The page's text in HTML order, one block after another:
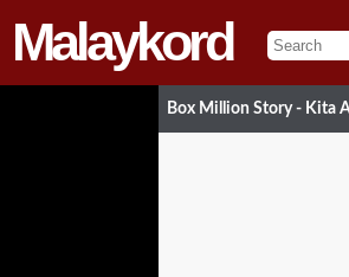
Malaykord
Box Million Story - Kita